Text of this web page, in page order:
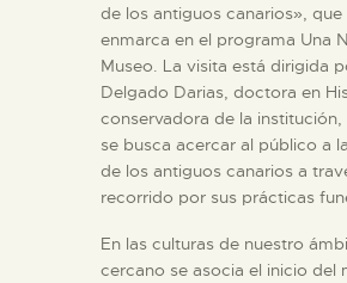
ACTIVIDADES
█
EL MUSEO
COLECCIONES
de los antiguos canarios», que
enmarca en el programa Una
Museo. La visita está dirigida
Delgado Darias, doctora en
conservadora de la institución,
se busca acercar al público a
de los antiguos canarios a
recorrido por sus prácticas
En las culturas de nuestro
cercano se asocia el inicio del